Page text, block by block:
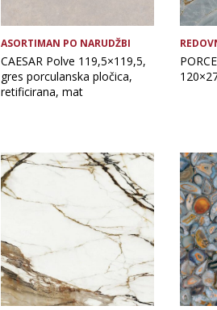
ASORTIMAN PO NARUDŽBI
CAESAR Polve 119,5×119,5,
gres porculanska pločica,
retificirana, mat